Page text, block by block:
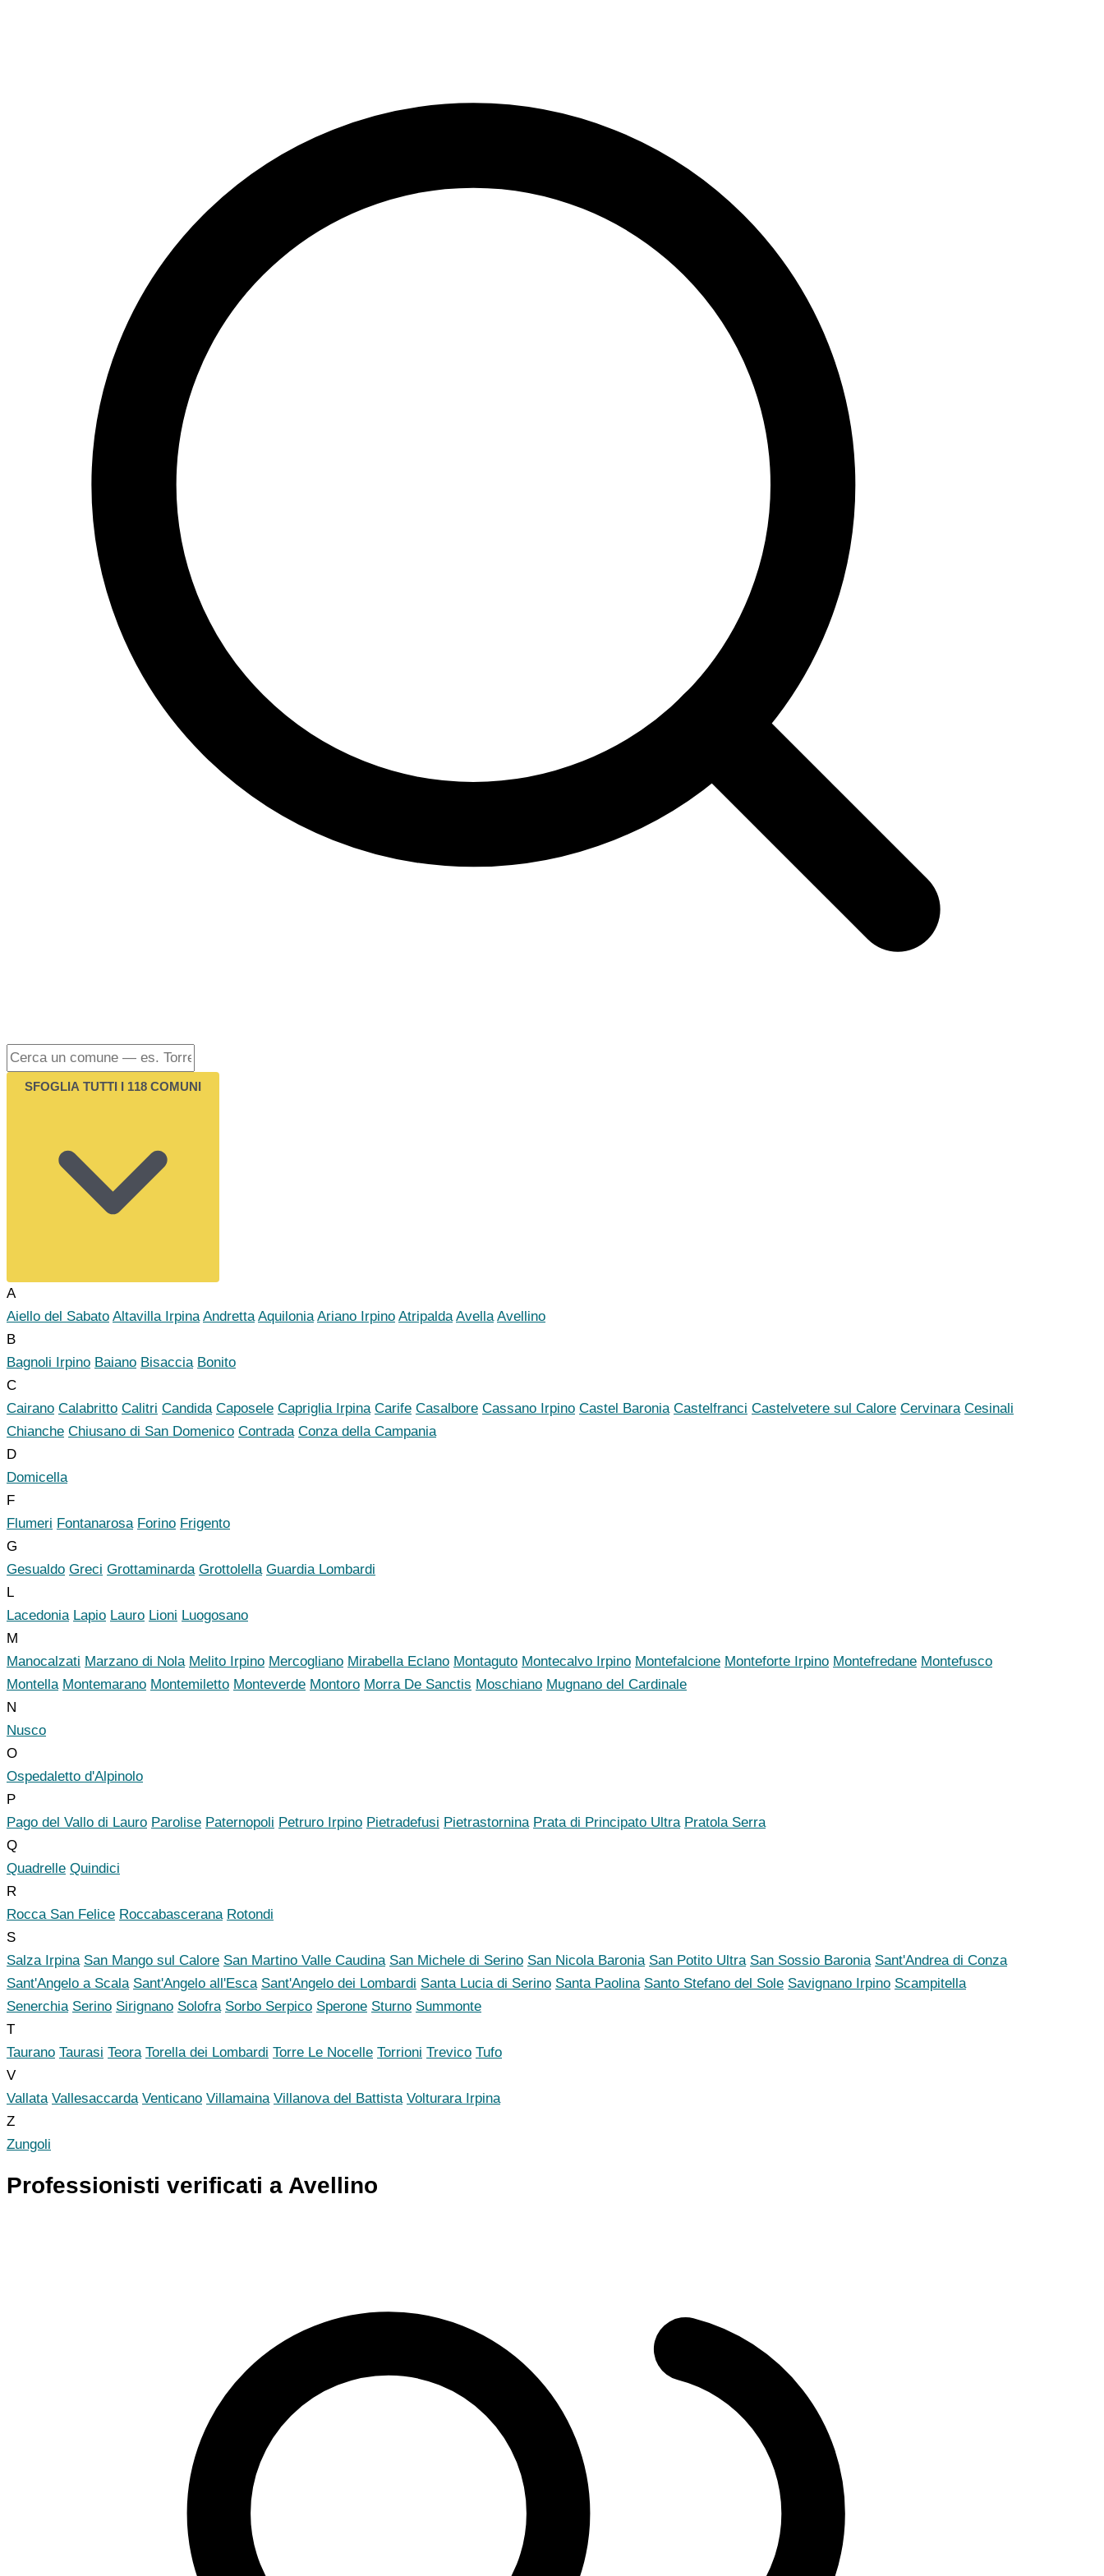
SFOGLIA TUTTI I 118 COMUNI
A
Aiello del Sabato Altavilla Irpina Andretta Aquilonia Ariano Irpino Atripalda Avella Avellino
B
Bagnoli Irpino Baiano Bisaccia Bonito
C
Cairano Calabritto Calitri Candida Caposele Capriglia Irpina Carife Casalbore Cassano Irpino Castel Baronia Castelfranci Castelvetere sul Calore Cervinara Cesinali
Chianche Chiusano di San Domenico Contrada Conza della Campania
D
Domicella
F
Flumeri Fontanarosa Forino Frigento
G
Gesualdo Greci Grottaminarda Grottolella Guardia Lombardi
L
Lacedonia Lapio Lauro Lioni Luogosano
M
Manocalzati Marzano di Nola Melito Irpino Mercogliano Mirabella Eclano Montaguto Montecalvo Irpino Montefalcione Monteforte Irpino Montefredane Montefusco
Montella Montemarano Montemiletto Monteverde Montoro Morra De Sanctis Moschiano Mugnano del Cardinale
N
Nusco
O
Ospedaletto d'Alpinolo
P
Pago del Vallo di Lauro Parolise Paternopoli Petruro Irpino Pietradefusi Pietrastornina Prata di Principato Ultra Pratola Serra
Q
Quadrelle Quindici
R
Rocca San Felice Roccabascerana Rotondi
S
Salza Irpina San Mango sul Calore San Martino Valle Caudina San Michele di Serino San Nicola Baronia San Potito Ultra San Sossio Baronia Sant'Andrea di Conza
Sant'Angelo a Scala Sant'Angelo all'Esca Sant'Angelo dei Lombardi Santa Lucia di Serino Santa Paolina Santo Stefano del Sole Savignano Irpino Scampitella
Senerchia Serino Sirignano Solofra Sorbo Serpico Sperone Sturno Summonte
T
Taurano Taurasi Teora Torella dei Lombardi Torre Le Nocelle Torrioni Trevico Tufo
V
Vallata Vallesaccarda Venticano Villamaina Villanova del Battista Volturara Irpina
Z
Zungoli
Professionisti verificati a Avellino